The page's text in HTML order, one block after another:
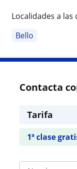
Localidades a las
Bello
Contacta
Tarifa
1ª clase